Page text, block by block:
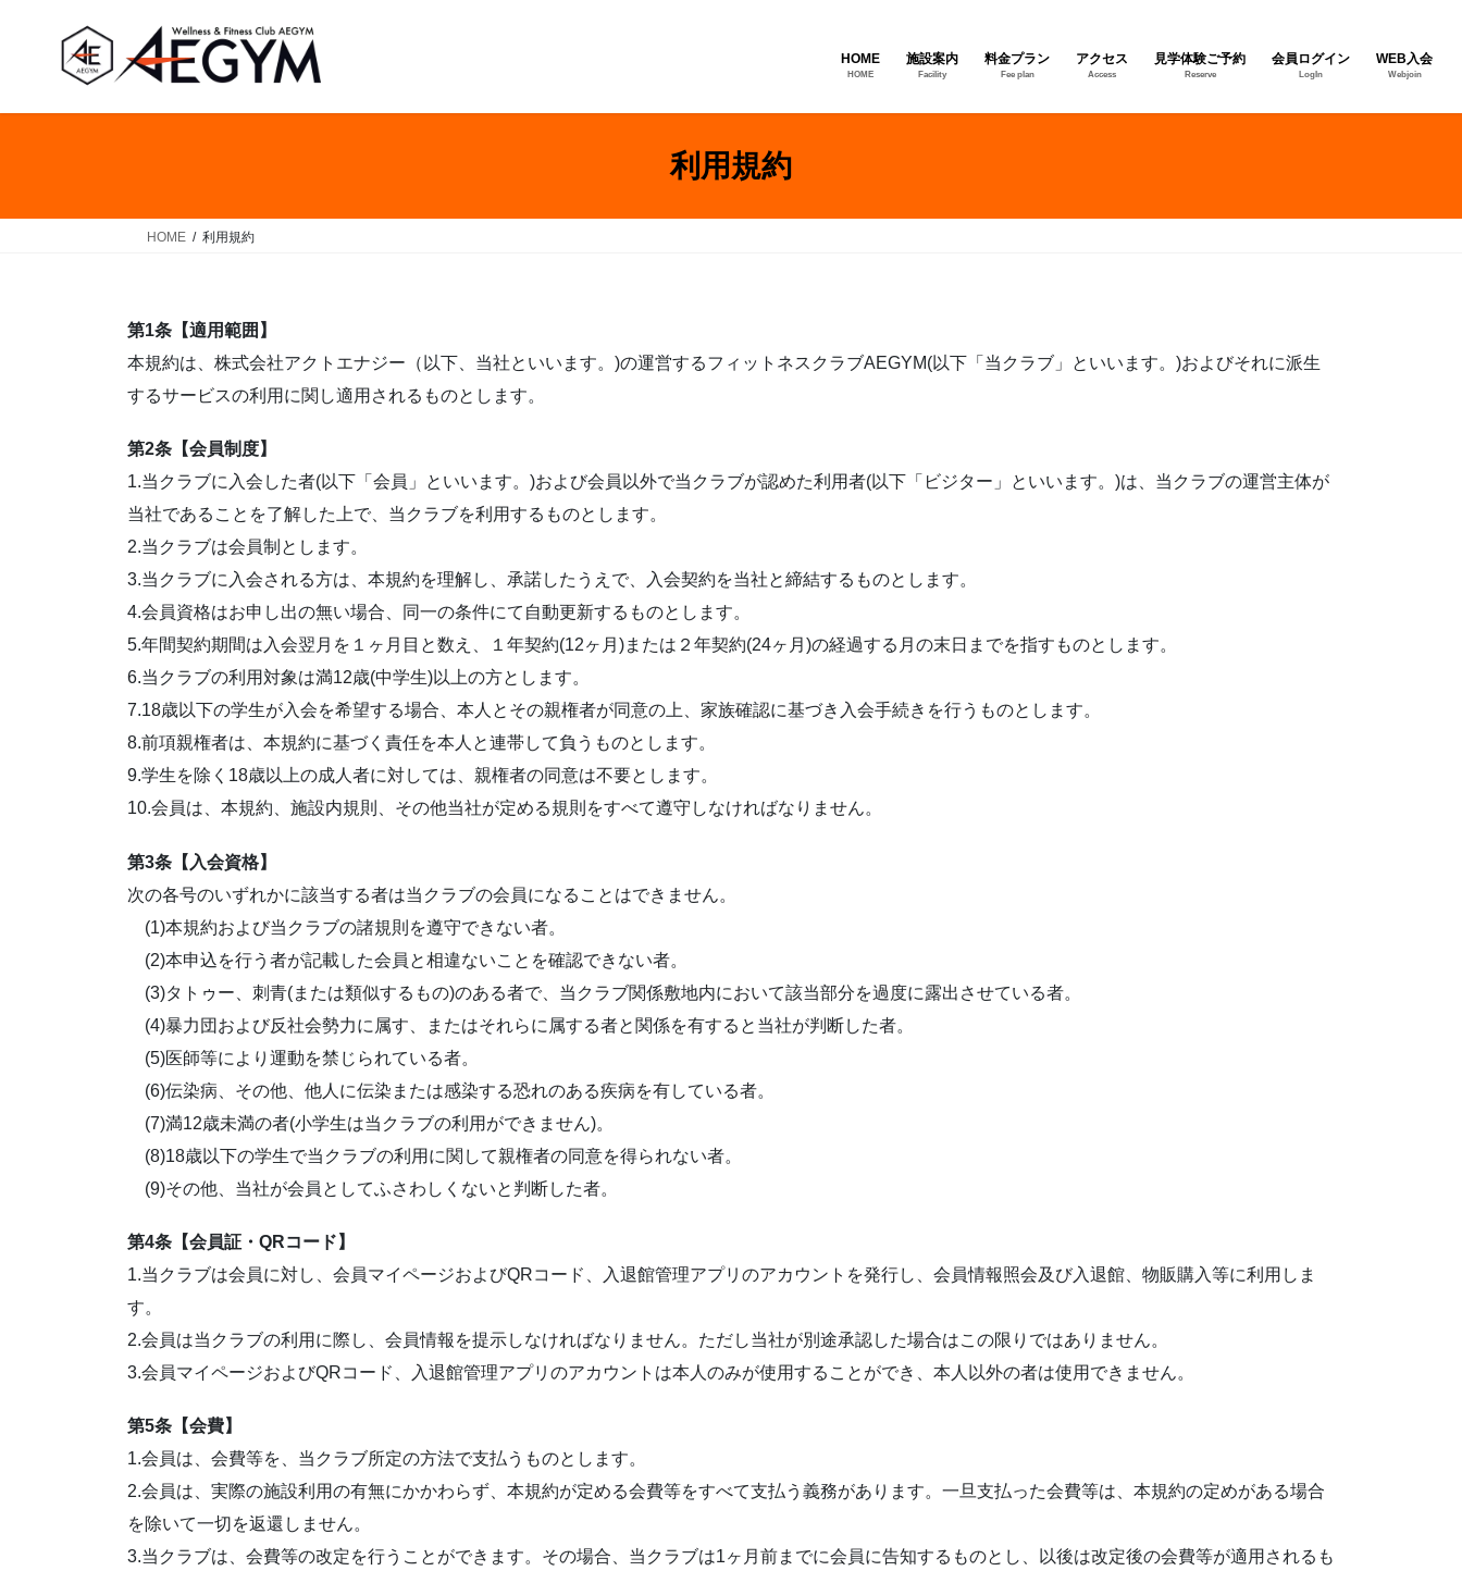
ツ
ッ
シ
移
HOME
HOME
施設案内
Facility
料金プラン
Fee plan
アクセス
Access
見学体験ご予約
Reserve
会員ログイン
LogIn
WEB入会
Webjoin
利用規約
HOME 利用規約
第1条【適用範囲】
本規約は、株式会社アクトエナジー（以下、当社といいます。)の運営するフィットネスクラブAEGYM(以下「当クラブ」といいます。)およびそれに派生
するサービスの利用に関し適用されるものとします。
第2条【会員制度】
1.当クラブに入会した者(以下「会員」といいます。)および会員以外で当クラブが認めた利用者(以下「ビジター」といいます。)は、当クラブの運営主体が
当社であることを了解した上で、当クラブを利用するものとします。
2.当クラブは会員制とします。
3.当クラブに入会される方は、本規約を理解し、承諾したうえで、入会契約を当社と締結するものとします。
4.会員資格はお申し出の無い場合、同一の条件にて自動更新するものとします。
5.年間契約期間は入会翌月を１ヶ月目と数え、１年契約(12ヶ月)または２年契約(24ヶ月)の経過する月の末日までを指すものとします。
6.当クラブの利用対象は満12歳(中学生)以上の方とします。
7.18歳以下の学生が入会を希望する場合、本人とその親権者が同意の上、家族確認に基づき入会手続きを行うものとします。
8.前項親権者は、本規約に基づく責任を本人と連帯して負うものとします。
9.学生を除く18歳以上の成人者に対しては、親権者の同意は不要とします。
10.会員は、本規約、施設内規則、その他当社が定める規則をすべて遵守しなければなりません。
第3条【入会資格】
次の各号のいずれかに該当する者は当クラブの会員になることはできません。
(1)本規約および当クラブの諸規則を遵守できない者。
(2)本申込を行う者が記載した会員と相違ないことを確認できない者。
(3)タトゥー、刺青(または類似するもの)のある者で、当クラブ関係敷地内において該当部分を過度に露出させている者。
(4)暴力団および反社会勢力に属す、またはそれらに属する者と関係を有すると当社が判断した者。
(5)医師等により運動を禁じられている者。
(6)伝染病、その他、他人に伝染または感染する恐れのある疾病を有している者。
(7)満12歳未満の者(小学生は当クラブの利用ができません)。
(8)18歳以下の学生で当クラブの利用に関して親権者の同意を得られない者。
(9)その他、当社が会員としてふさわしくないと判断した者。
第4条【会員証・QRコード】
1.当クラブは会員に対し、会員マイページおよびQRコード、入退館管理アプリのアカウントを発行し、会員情報照会及び入退館、物販購入等に利用しま
す。
2.会員は当クラブの利用に際し、会員情報を提示しなければなりません。ただし当社が別途承認した場合はこの限りではありません。
3.会員マイページおよびQRコード、入退館管理アプリのアカウントは本人のみが使用することができ、本人以外の者は使用できません。
第5条【会費】
1.会員は、会費等を、当クラブ所定の方法で支払うものとします。
2.会員は、実際の施設利用の有無にかかわらず、本規約が定める会費等をすべて支払う義務があります。一旦支払った会費等は、本規約の定めがある場合
を除いて一切を返還しません。
3.当クラブは、会費等の改定を行うことができます。その場合、当クラブは1ヶ月前までに会員に告知するものとし、以後は改定後の会費等が適用されるも